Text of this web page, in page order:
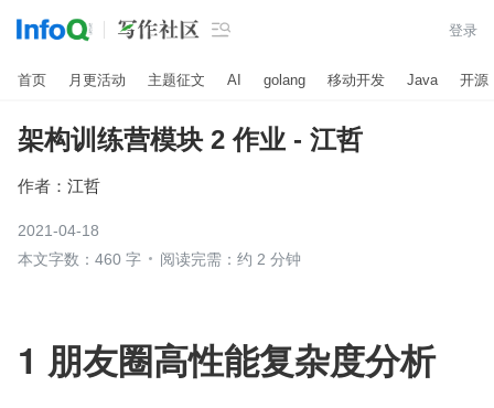
 登录
首页 月更活动 主题征文 AI golang 移动开发 Java 开源
架构训练营模块 2 作业 - 江哲
作者： 江哲
2021-04-18
本文字数：460 字
阅读完需：约 2 分钟
1 朋友圈高性能复杂度分析